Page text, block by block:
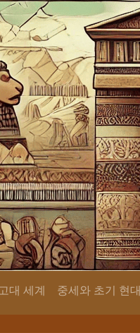
고대 세계 중세와 초기 현대